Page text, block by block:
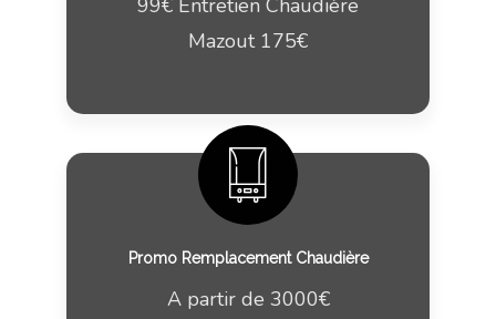
99€ Entretien Chaudière
Mazout 175€
Promo Remplacement Chaudière
A partir de 3000€